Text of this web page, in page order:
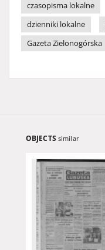
czasopisma lokalne
dzienniki lokalne
Gazeta Zielonogórska
OBJECTS similar